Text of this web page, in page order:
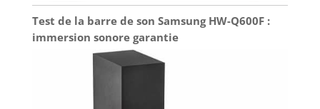
Test de la barre de son Samsung HW-Q600F :
immersion sonore garantie